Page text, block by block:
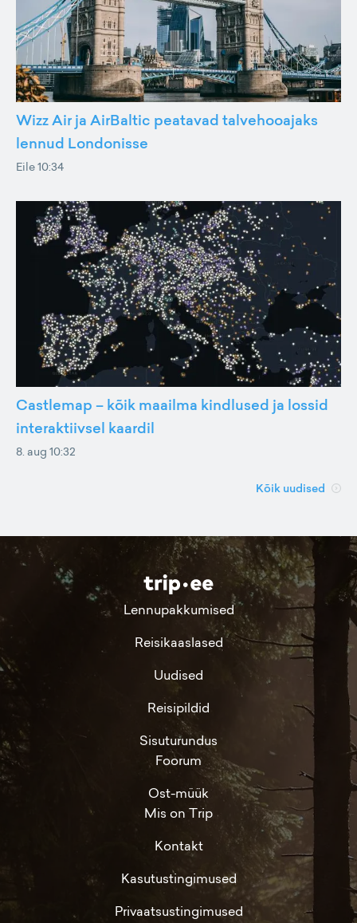
Wizz Air ja AirBaltic peatavad talvehooajaks
lennud Londonisse
Eile 10:34
Castlemap – kõik maailma kindlused ja lossid
interaktiivsel kaardil
8. aug 10:32
Kõik uudised
Lennupakkumised
Reisikaaslased
Uudised
Reisipildid
Sisuturundus
Foorum
Ost-müük
Mis on Trip
Kontakt
Kasutustingimused
Privaatsustingimused